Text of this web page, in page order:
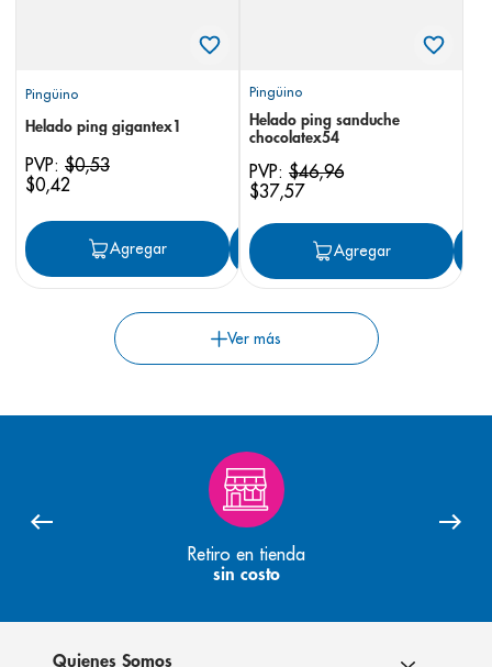
Pingüino
Helado ping gigantex1
PVP: $0,53
$0,42
Agregar Agregar
Pingüino
Helado ping sanduche
chocolatex54
PVP: $46,96
$37,57
Agregar
Retiro en tienda
sin costo
Quienes Somos